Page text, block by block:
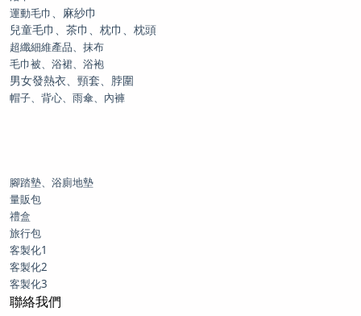
運動毛巾、麻紗巾
兒童毛巾、茶巾、枕巾、枕頭
超纖細維產品、抹布
毛巾被、浴裙、浴袍
男女發熱衣、頸套、脖圍
帽子、背心、雨傘、內褲
腳踏墊、浴廁地墊
量販包
禮盒
旅行包
客製化1
客製化2
客製化3
聯絡我們